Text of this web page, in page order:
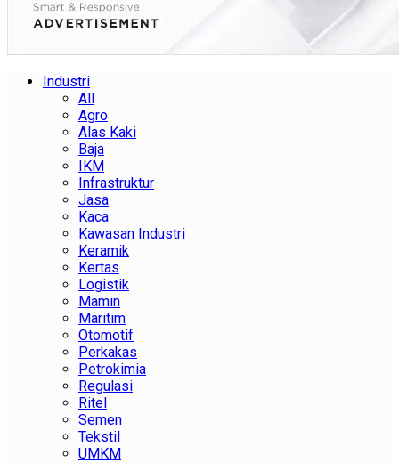
Industri
All
Agro
Alas Kaki
Baja
IKM
Infrastruktur
Jasa
Kaca
Kawasan Industri
Keramik
Kertas
Logistik
Mamin
Maritim
Otomotif
Perkakas
Petrokimia
Regulasi
Ritel
Semen
Tekstil
UMKM